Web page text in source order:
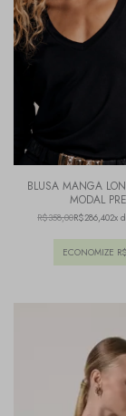
BLUSA MANGA
MODAL
R$358,00R$286,402x
ECONOMIZE